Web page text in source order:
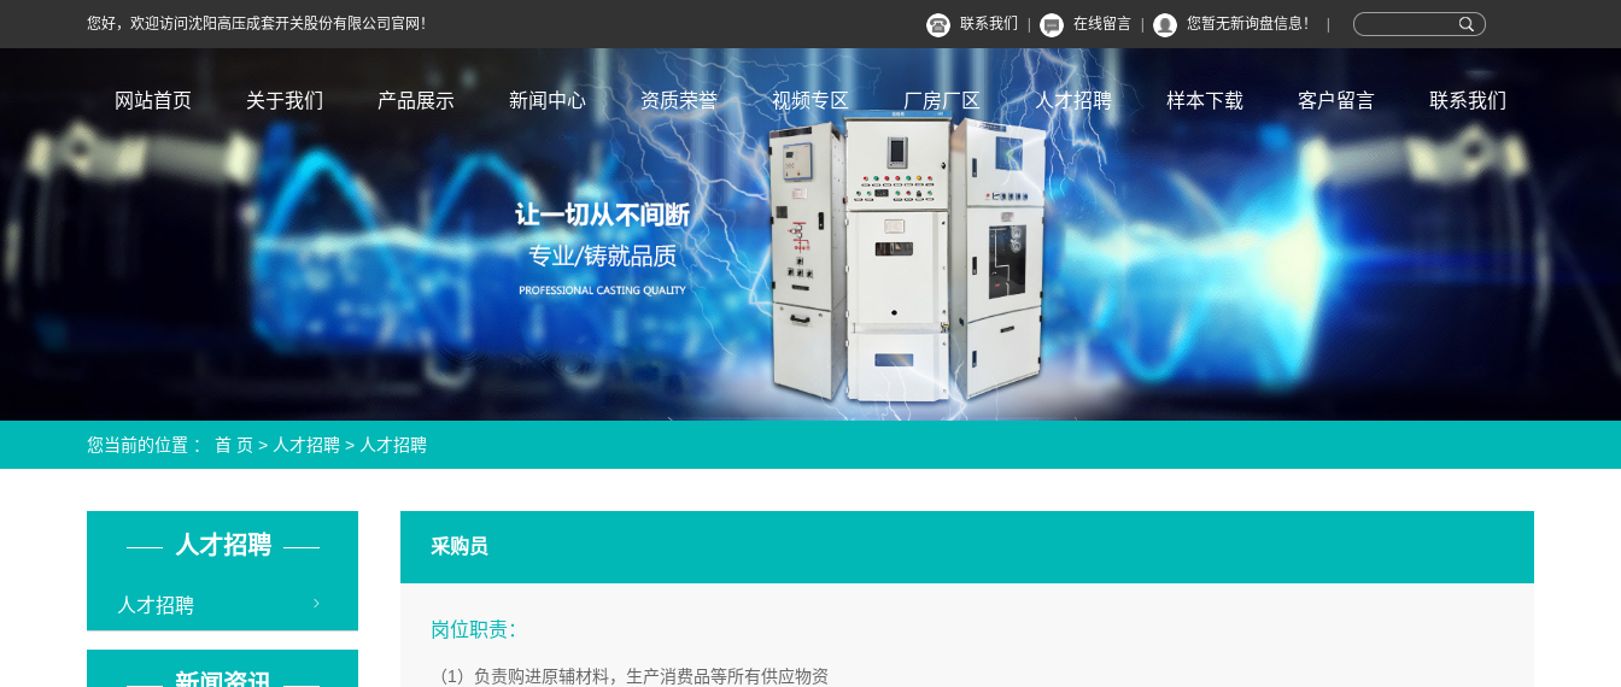
您好，欢迎访问沈阳高压成套开关股份有限公司官网！ 联系我们 在线留言 您暂无新询盘信息！
网站首页 关于我们 产品展示 新闻中心 资质荣誉 视频专区 厂房厂区 人才招聘 样本下载 客户留言 联系我们
您当前的位置 ： 首 页 > 人才招聘 > 人才招聘
人才招聘
人才招聘
采购员
岗位职责：
（1）负责购进原辅材料，生产消费品等所有供应物资